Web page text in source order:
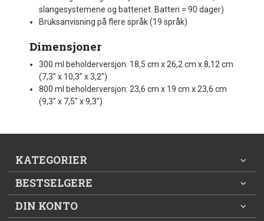
slangesystemene og batteriet. Batteri = 90 dager)
Bruksanvisning på flere språk (19 språk)
Dimensjoner
300 ml beholderversjon: 18,5 cm x 26,2 cm x 8,12 cm
(7,3" x 10,3" x 3,2")
800 ml beholderversjon: 23,6 cm x 19 cm x 23,6 cm
(9,3" x 7,5" x 9,3")
KATEGORIER
BESTSELGERE
DIN KONTO